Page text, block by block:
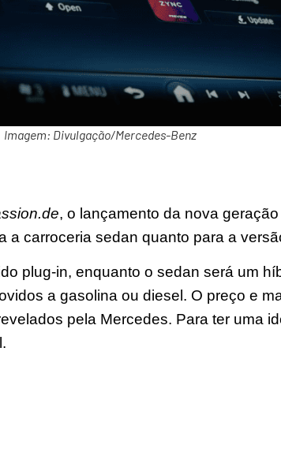
Imagem: Divulgação/Mercedes-Benz
, o lançamento da nova
a carroceria sedan quanto para a
plug-in, enquanto o sedan será um
a gasolina ou diesel. O preço e
pela Mercedes. Para ter uma